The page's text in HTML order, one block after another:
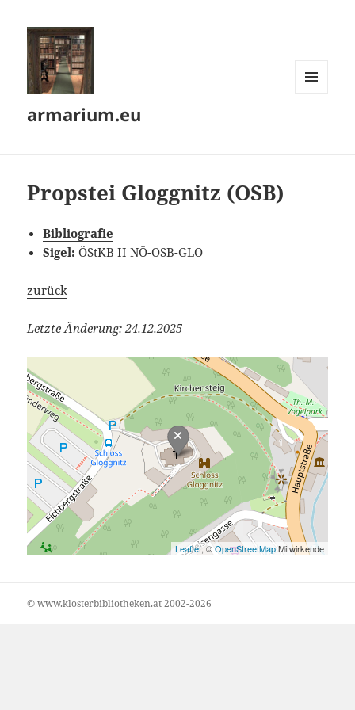
armarium.eu
Propstei Gloggnitz (OSB)
Bibliografie
Sigel: ÖStKB II NÖ-OSB-GLO
zurück
Letzte Änderung: 24.12.2025
Leaflet, ©OpenStreetMapMitwirkende
© www.klosterbibliotheken.at 2002-2026